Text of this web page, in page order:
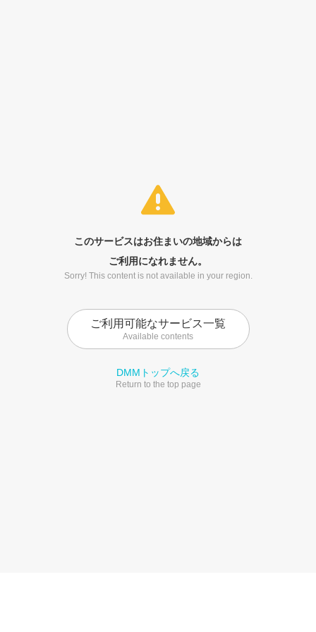
このサービスはお住まいの地域からは
ご利用になれません。
Sorry! This content is not available in your region.
ご利用可能なサービス一覧
Available contents
DMMトップへ戻る
Return to the top page